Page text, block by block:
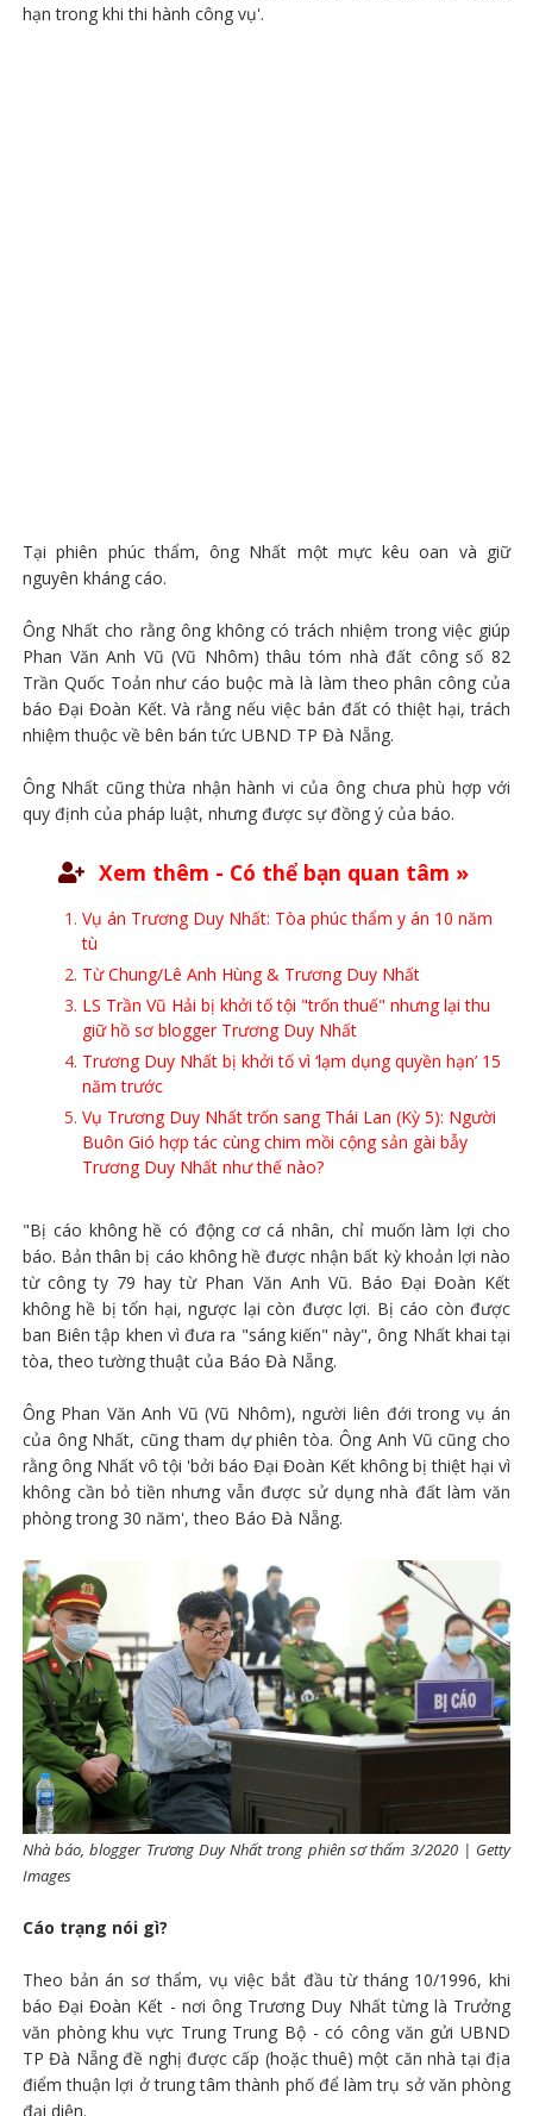
hạn trong khi thi hành công vụ'.
Tại phiên phúc thẩm, ông Nhất một mực kêu oan và giữ
nguyên kháng cáo.
Ông Nhất cho rằng ông không có trách nhiệm trong việc giúp
Phan Văn Anh Vũ (Vũ Nhôm) thâu tóm nhà đất công số 82
Trần Quốc Toản như cáo buộc mà là làm theo phân công của
báo Đại Đoàn Kết. Và rằng nếu việc bán đất có thiệt hại, trách
nhiệm thuộc về bên bán tức UBND TP Đà Nẵng.
Ông Nhất cũng thừa nhận hành vi của ông chưa phù hợp với
quy định của pháp luật, nhưng được sự đồng ý của báo.
Xem thêm - Có thể bạn quan tâm »
Vụ án Trương Duy Nhất: Tòa phúc thẩm y án 10 năm
tù
Từ Chung/Lê Anh Hùng & Trương Duy Nhất
LS Trần Vũ Hải bị khởi tố tội "trốn thuế" nhưng lại thu
giữ hồ sơ blogger Trương Duy Nhất
Trương Duy Nhất bị khởi tố vì ‘lạm dụng quyền hạn’ 15
năm trước
Vụ Trương Duy Nhất trốn sang Thái Lan (Kỳ 5): Người
Buôn Gió hợp tác cùng chim mồi cộng sản gài bẫy
Trương Duy Nhất như thế nào?
"Bị cáo không hề có động cơ cá nhân, chỉ muốn làm lợi cho
báo. Bản thân bị cáo không hề được nhận bất kỳ khoản lợi nào
từ công ty 79 hay từ Phan Văn Anh Vũ. Báo Đại Đoàn Kết
không hề bị tổn hại, ngược lại còn được lợi. Bị cáo còn được
ban Biên tập khen vì đưa ra "sáng kiến" này", ông Nhất khai tại
tòa, theo tường thuật của Báo Đà Nẵng.
Ông Phan Văn Anh Vũ (Vũ Nhôm), người liên đới trong vụ án
của ông Nhất, cũng tham dự phiên tòa. Ông Anh Vũ cũng cho
rằng ông Nhất vô tội 'bởi báo Đại Đoàn Kết không bị thiệt hại vì
không cần bỏ tiền nhưng vẫn được sử dụng nhà đất làm văn
phòng trong 30 năm', theo Báo Đà Nẵng.
Nhà báo, blogger Trương Duy Nhất trong phiên sơ thẩm 3/2020 | Getty
Images
Cáo trạng nói gì?
Theo bản án sơ thẩm, vụ việc bắt đầu từ tháng 10/1996, khi
báo Đại Đoàn Kết - nơi ông Trương Duy Nhất từng là Trưởng
văn phòng khu vực Trung Trung Bộ - có công văn gửi UBND
TP Đà Nẵng đề nghị được cấp (hoặc thuê) một căn nhà tại địa
điểm thuận lợi ở trung tâm thành phố để làm trụ sở văn phòng
đại diện.